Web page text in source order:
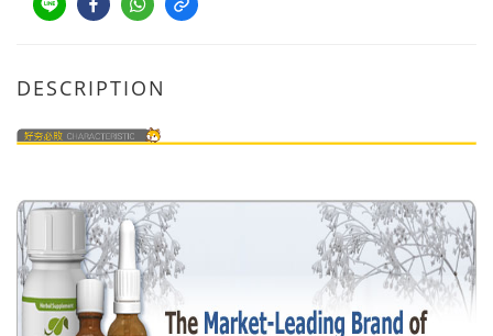
DESCRIPTION